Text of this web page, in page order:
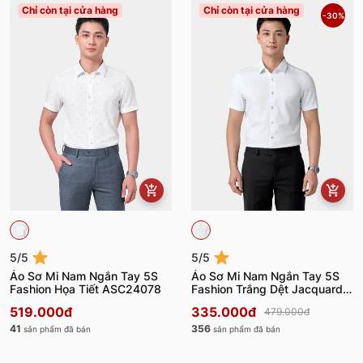
Chỉ còn tại cửa hàng
5/5
Áo Sơ Mi Nam Ngắn Tay 5S
Fashion Họa Tiết ASC24078
519.000đ
41 sản phẩm đã bán
Chỉ còn tại cửa hàng -30%
5/5
Áo Sơ Mi Nam Ngắn Tay 5S
Fashion Trắng Dệt Jacquard
335.000đ
479.000đ
356 sản phẩm đã bán